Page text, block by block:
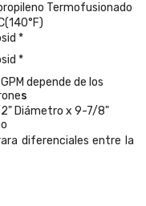
Termofusionado
*
*
depende de los
s
Diámetro x 9-7/8"
diferenciales entre la